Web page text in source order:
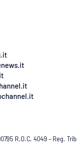
R.O.C. 4049 – Reg. Trib